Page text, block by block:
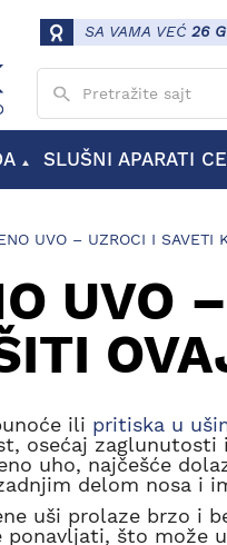
SA VAMA VEĆ 26
SLUŠNI APARATI
UVO – UZROCI I SAVETI
UVO
ili pritiska u
osećaj
uho, najčešće
delom nosa i
uši prolaze brzo i
što može